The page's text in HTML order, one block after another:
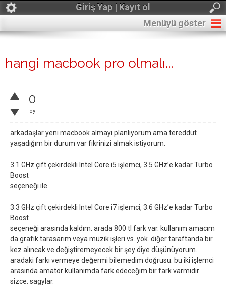
Giriş Yap | Kayıt ol
Menüyü göster
hangi macbook pro olmalı...
0
oy
arkadaşlar yeni macbook almayı planlıyorum ama tereddüt
yaşadığım bir durum var fikrinizi almak istiyorum.
3.1 GHz çift çekirdekli Intel Core i5 işlemci, 3.5 GHz’e kadar Turbo
Boost
seçeneği ile
3.3 GHz çift çekirdekli Intel Core i7 işlemci, 3.6 GHz’e kadar Turbo
Boost
seçeneği arasında kaldım. arada 800 tl fark var. kullanım amacım
da grafik tarasarım veya müzik işleri vs. yok. diğer taraftanda bir
kez alıncak ve değiştiremeyecek bir şey diye düşünüyorum.
aradaki farkı vermeye değermi bilemedim doğrusu. bu iki işlemci
arasında amatör kullanımda fark edeceğim bir fark varmıdır
sizce. sagylar.